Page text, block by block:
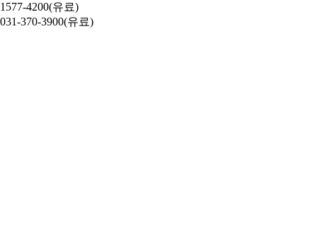
1577-4200(유료)
031-370-3900(유료)